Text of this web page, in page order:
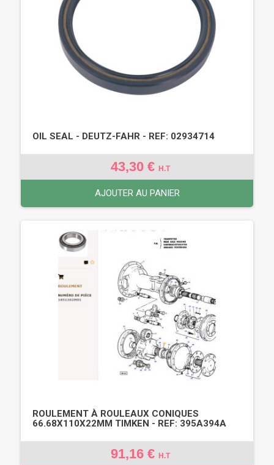
OIL SEAL - DEUTZ-FAHR - REF: 02934714
43,30 € H.T
AJOUTER AU PANIER
ROULEMENT À ROULEAUX CONIQUES
66.68X110X22MM TIMKEN - REF: 395A394A
91,16 € H.T